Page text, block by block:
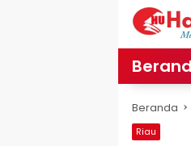
Beranda
Riau